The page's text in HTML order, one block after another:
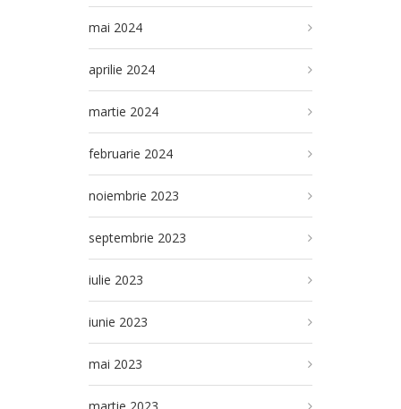
mai 2024
aprilie 2024
martie 2024
februarie 2024
noiembrie 2023
septembrie 2023
iulie 2023
iunie 2023
mai 2023